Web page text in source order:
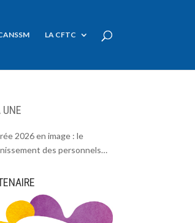
LA CFTC
2026 en image : le
des personnels